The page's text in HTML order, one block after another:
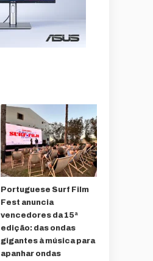
Portuguese Surf Film
Fest anuncia
vencedores da 15ª
edição: das ondas
gigantes à música para
apanhar ondas